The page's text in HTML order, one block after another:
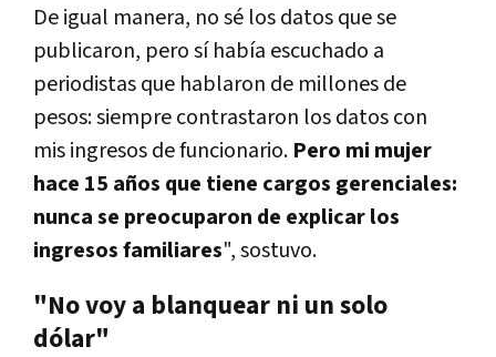
De igual manera, no sé los datos que se
publicaron, pero sí había escuchado a
periodistas que hablaron de millones de
pesos: siempre contrastaron los datos con
mis ingresos de funcionario. Pero mi mujer
hace 15 años que tiene cargos gerenciales:
nunca se preocuparon de explicar los
ingresos familiares", sostuvo.
"No voy a blanquear ni un solo
dólar"